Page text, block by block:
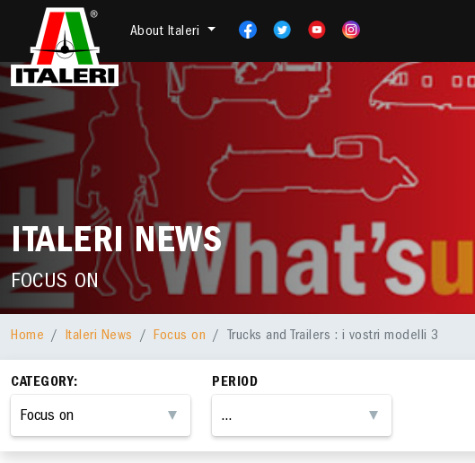
About Italeri
ITALERI NEWS
FOCUS ON
Home Italeri News Focus on Trucks and Trailers : i vostri modelli 3
CATEGORY: PERIOD